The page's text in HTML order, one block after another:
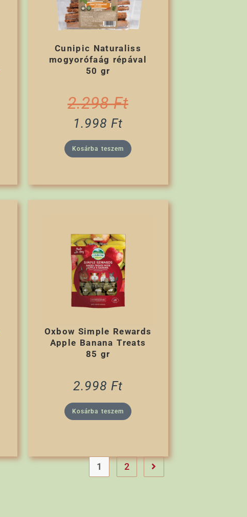
Cunipic Naturaliss
mogyorófaág répával
50 gr
2.298Ft
1.998 Ft
Kosárba teszem
Oxbow Simple Rewards
Apple Banana Treats
85 gr
2.998 Ft
Kosárba teszem
1 2